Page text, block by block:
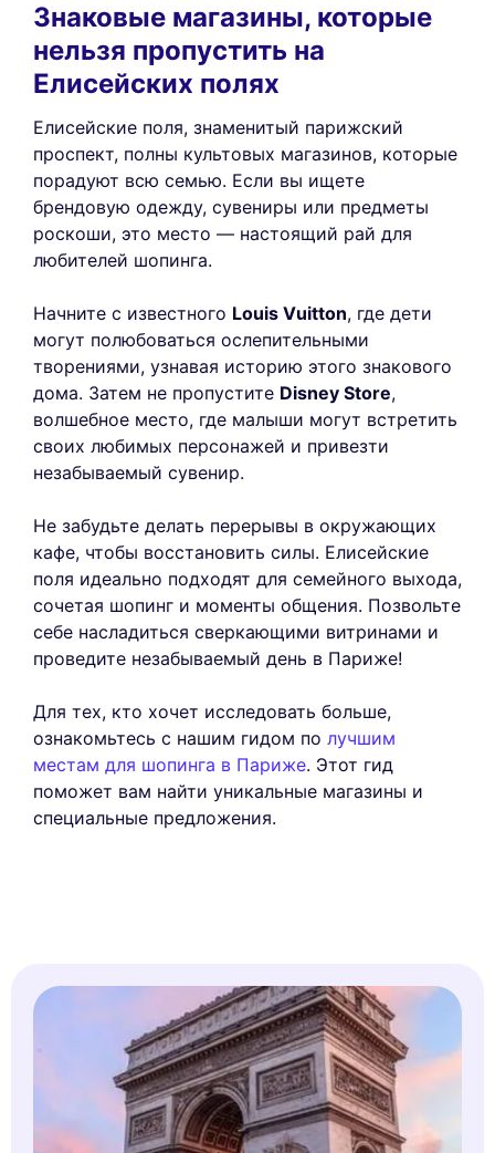
Знаковые магазины, которые
нельзя пропустить на
Елисейских полях
Елисейские поля, знаменитый парижский
проспект, полны культовых магазинов, которые
порадуют всю семью. Если вы ищете
брендовую одежду, сувениры или предметы
роскоши, это место — настоящий рай для
любителей шопинга.
Начните с известного Louis Vuitton, где дети
могут полюбоваться ослепительными
творениями, узнавая историю этого знакового
дома. Затем не пропустите Disney Store,
волшебное место, где малыши могут встретить
своих любимых персонажей и привезти
незабываемый сувенир.
Не забудьте делать перерывы в окружающих
кафе, чтобы восстановить силы. Елисейские
поля идеально подходят для семейного выхода,
сочетая шопинг и моменты общения. Позвольте
себе насладиться сверкающими витринами и
проведите незабываемый день в Париже!
Для тех, кто хочет исследовать больше,
ознакомьтесь с нашим гидом по лучшим
местам для шопинга в Париже. Этот гид
поможет вам найти уникальные магазины и
специальные предложения.